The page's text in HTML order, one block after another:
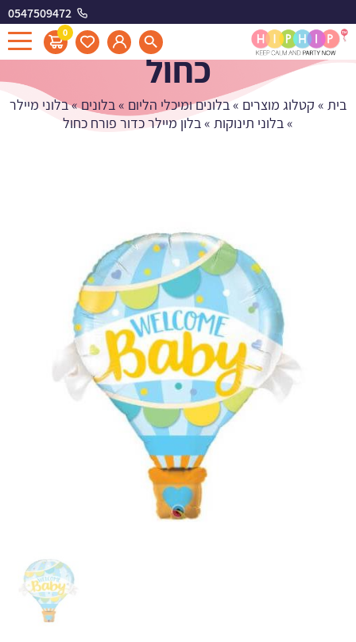
0547509472
0
בלון מיילר כדור פורח
כחול
בית » קטלוג מוצרים »בלונים ומיכלי הליום »בלונים»בלוני מיילר
»בלוני תינוקות »בלון מיילר כדור פורח כחול